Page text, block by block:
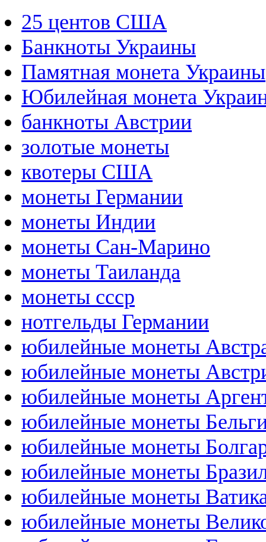
25 центов США
Банкноты Украины
Памятная монета Украины
Юбилейная монета
банкноты Австрии
золотые монеты
квотеры США
монеты Германии
монеты Индии
монеты Сан-Марино
монеты Таиланда
монеты ссср
нотгельды Германии
юбилейные монеты
юбилейные монеты
юбилейные монеты
юбилейные монеты
юбилейные монеты
юбилейные монеты
юбилейные монеты
юбилейные монеты